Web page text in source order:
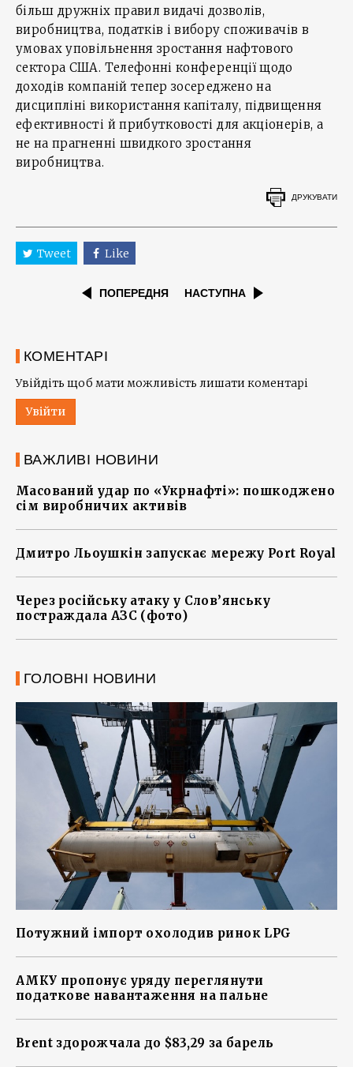
більш дружніх правил видачі дозволів,
виробництва, податків і вибору споживачів в
умовах уповільнення зростання нафтового
сектора США. Телефонні конференції щодо
доходів компаній тепер зосереджено на
дисципліні використання капіталу, підвищення
ефективності й прибутковості для акціонерів, а
не на прагненні швидкого зростання
виробництва.
ДРУКУВАТИ
Tweet Like
ПОПЕРЕДНЯ НАСТУПНА
КОМЕНТАРІ
Увійдіть щоб мати можливість лишати коментарі
Увійти
ВАЖЛИВІ НОВИНИ
Масований удар по «Укрнафті»: пошкоджено
сім виробничих активів
Дмитро Льоушкін запускає мережу Port Royal
Через російську атаку у Слов’янську
постраждала АЗС (фото)
ГОЛОВНІ НОВИНИ
Потужний імпорт охолодив ринок LPG
АМКУ пропонує уряду переглянути
податкове навантаження на пальне
Brent здорожчала до $83,29 за барель